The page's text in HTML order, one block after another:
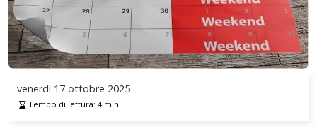
venerdì 17 ottobre 2025
Tempo di lettura: 4min